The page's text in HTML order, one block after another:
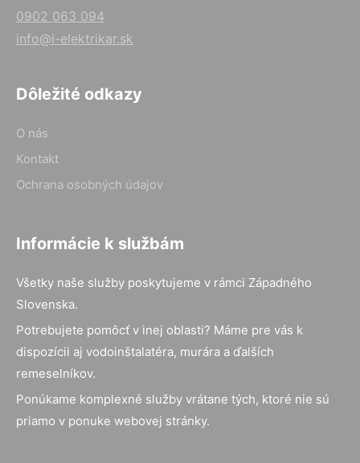
0902 063 094
info@i-elektrikar.sk
Dôležité odkazy
O nás
Kontakt
Ochrana osobných údajov
Informácie k službám
Všetky naše služby poskytujeme v rámci Západného
Slovenska.
Potrebujete pomôcť v inej oblasti? Máme pre vás k
dispozícii aj vodoinštalatéra, murára a ďalších
remeselníkov.
Ponúkame komplexné služby vrátane tých, ktoré nie sú
priamo v ponuke webovej stránky.